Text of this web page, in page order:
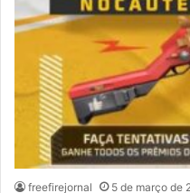
freefirejornal 5 de março de